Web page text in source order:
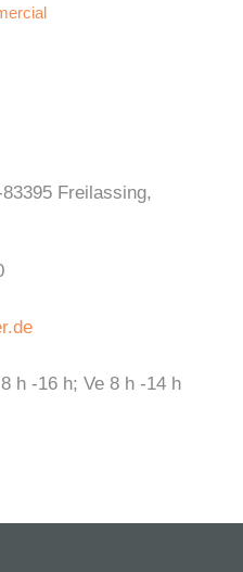
Freilassing,
h -16 h; Ve 8 h -14 h